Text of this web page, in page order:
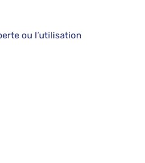
ou l’utilisation